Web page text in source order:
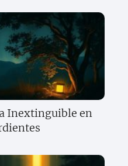
Inextinguible en